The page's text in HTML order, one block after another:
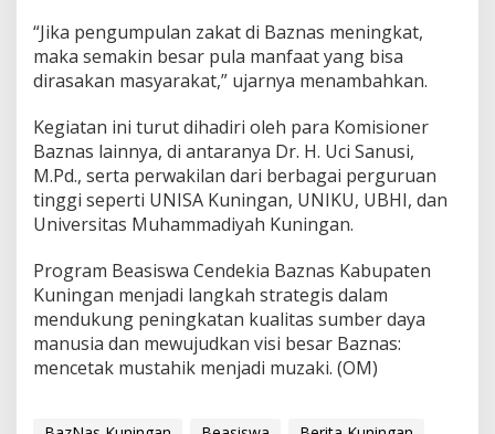
“Jika pengumpulan zakat di Baznas meningkat,
maka semakin besar pula manfaat yang bisa
dirasakan masyarakat,” ujarnya menambahkan.
Kegiatan ini turut dihadiri oleh para Komisioner
Baznas lainnya, di antaranya Dr. H. Uci Sanusi,
M.Pd., serta perwakilan dari berbagai perguruan
tinggi seperti UNISA Kuningan, UNIKU, UBHI, dan
Universitas Muhammadiyah Kuningan.
Program Beasiswa Cendekia Baznas Kabupaten
Kuningan menjadi langkah strategis dalam
mendukung peningkatan kualitas sumber daya
manusia dan mewujudkan visi besar Baznas:
mencetak mustahik menjadi muzaki. (OM)